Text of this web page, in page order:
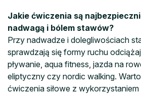
Jakie ćwiczenia są
nadwagą i bólem stawów?
Przy nadwadze i dolegliwościach
sprawdzają się formy ruchu
pływanie, aqua fitness, jazda na
eliptyczny czy nordic walking.
ćwiczenia siłowe z